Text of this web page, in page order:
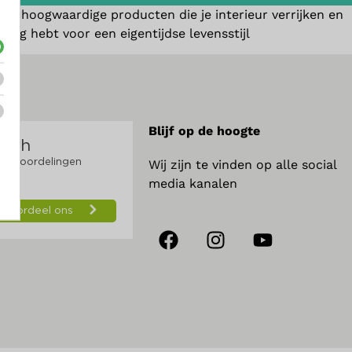
hoogwaardige producten die je interieur verrijken en
hebt voor een eigentijdse levensstijl
Blijf op de hoogte
Wij zijn te vinden op alle social
media kanalen